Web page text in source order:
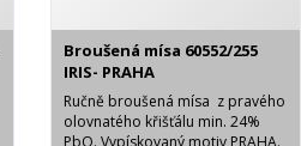
Broušená mísa 60552/255
IRIS- PRAHA
Ručně broušená mísa z pravého
olovnatého křišťálu min. 24%